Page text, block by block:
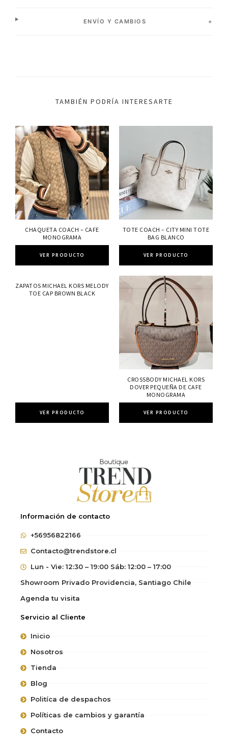
ENVÍO Y CAMBIOS
TAMBIÉN PODRÍA INTERESARTE
CHAQUETA COACH – CAFE
MONOGRAMA
VER PRODUCTO
TOTE COACH – CITY MINI TOTE
BAG BLANCO
VER PRODUCTO
ZAPATOS MICHAEL KORS MELODY
TOE CAP BROWN BLACK
VER PRODUCTO
CROSSBODY MICHAEL KORS
DOVER PEQUEÑA DE CAFE
MONOGRAMA
VER PRODUCTO
Información de contacto
+56956822166
Contacto@trendstore.cl
Lun - Vie: 12:30 – 19:00 Sáb: 12:00 – 17:00
Showroom Privado Providencia, Santiago Chile
Agenda tu visita
Servicio al Cliente
Inicio
Nosotros
Tienda
Blog
Politíca de despachos
Políticas de cambios y garantía
Contacto